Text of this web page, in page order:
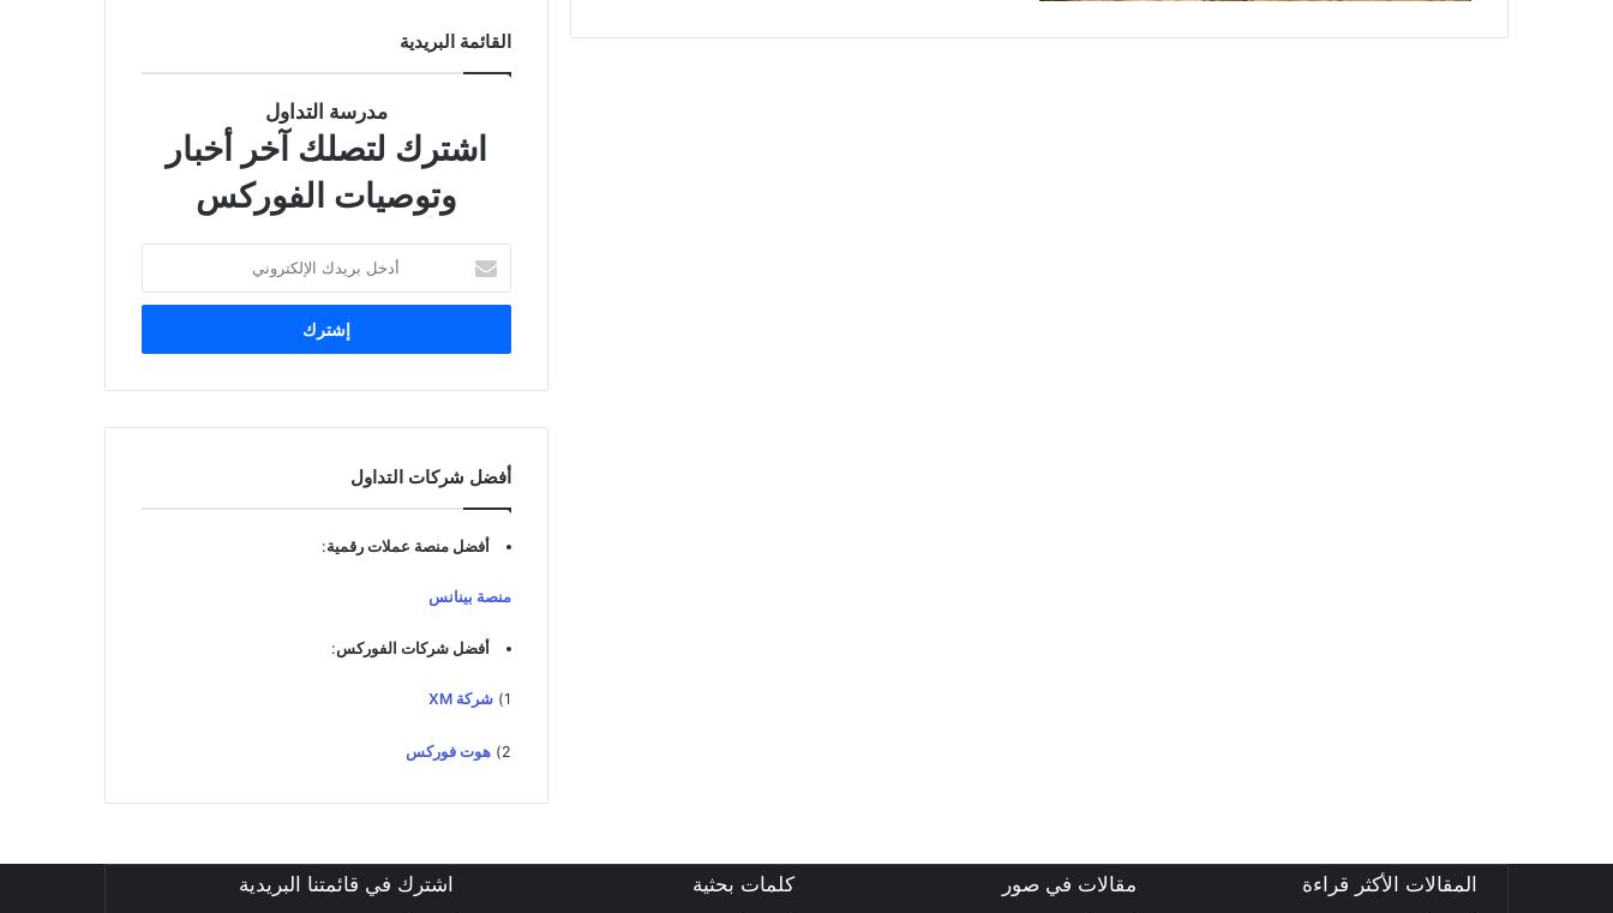
القائمة البريدية
مدرسة التداول
اشترك لتصلك آخر أخبار
وتوصيات الفوركس
خ
ب
د
ا
ل
ت
ي
أفضل شركات التداول
أفضل منصة عملات رقمية:
منصة بينانس
أفضل شركات الفوركس:
1) شركة XM
2) هوت فوركس
المقالات الأكثر قراءة مقالات في صور كلمات بحثية اشترك في قائمتنا البريدية